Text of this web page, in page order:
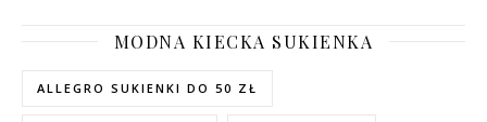
MODNA KIECKA SUKIENKA
ALLEGRO SUKIENKI DO 50 ZŁ